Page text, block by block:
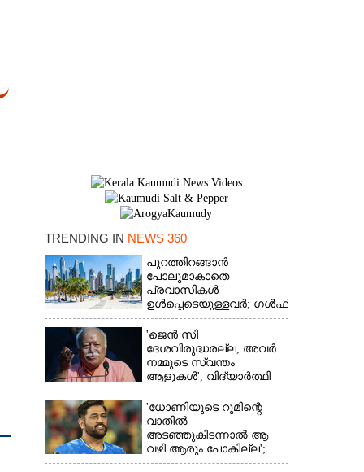
TRENDING IN NEWS 360
പുറത്തിറങ്ങാൻ
പോലുമാകാതെ
പ്രവാസികൾ
ഉൾപ്പെടെയുള്ളവർ; ഗൾഫ്
രാജ്യത്ത് സ്ഥിതി രൂക്ഷം
'ജെൻ സി
ദേശവിരുദ്ധരല്ല, അവർ
നമ്മുടെ സ്വന്തം
ആളുകൾ', വിദ്യാർത്ഥി
പ്രക്ഷോഭത്തെ പിന്തുണച്ച്
ആർഎസ്‌എസ് മേധാവി
'ധോണിയുടെ റൂമിന്റെ
വാതിൽ
അടഞ്ഞുകിടന്നാൽ ആ
വഴി ആരും പോകില്ല';
കാരണം വെളിപ്പെടുത്തി
×